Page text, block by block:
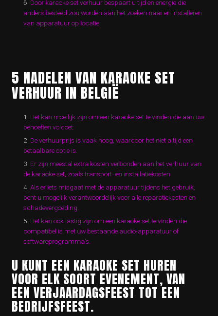
Door karaoke set verhuur bespaart u tijd en energie die
anders besteed zou worden aan het zoeken naar en installeren
van apparatuur op locatie!
5 NADELEN VAN KARAOKE SET
VERHUUR IN BELGIË
Het kan moeilijk zijn om een karaoke set te vinden die aan uw
behoeften voldoet.
De verhuurprijs is vaak hoog, waardoor het niet altijd een
betaalbare optie is.
Er zijn meestal extra kosten verbonden aan het verhuur van
de karaoke set, zoals transport- en installatiekosten.
Als er iets misgaat met de apparatuur tijdens het gebruik,
bent u mogelijk verantwoordelijk voor alle reparatiekosten en
schadevergoeding.
Het kan ook lastig zijn om een karaoke set te vinden die
compatibel is met uw bestaande audio-apparatuur of
softwareprogramma’s.
U KUNT EEN KARAOKE SET HUREN
VOOR ELK SOORT EVENEMENT, VAN
EEN VERJAARDAGSFEEST TOT EEN
BEDRIJFSFEEST.